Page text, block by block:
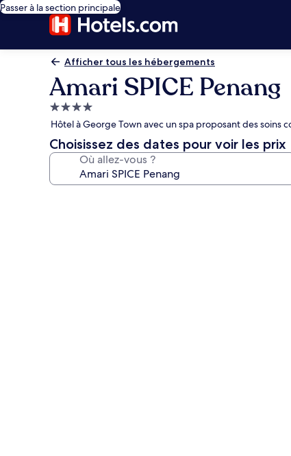
Passer à la section principale
Afficher tous les hébergements
Amari SPICE Penang
Hébergement
4.0 étoiles
Hôtel à George Town avec un spa proposant des soins
Choisissez des dates pour voir les prix
Où allez-vous ?